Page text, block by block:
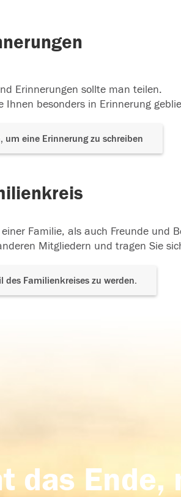
Erinnerungen sollte man teilen.
Ihnen besonders in Erinnerung
um eine Erinnerung zu schreiben
Familie, als auch Freunde und
Mitgliedern und tragen Sie
des Familienkreises zu werden.
das Ende,